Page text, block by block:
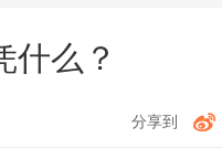
什么？
分享到